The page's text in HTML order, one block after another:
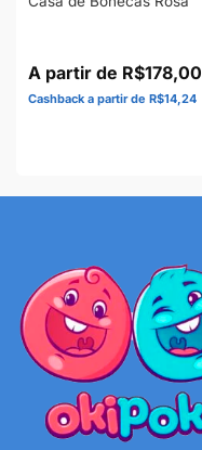
R$178,00
R$14,24